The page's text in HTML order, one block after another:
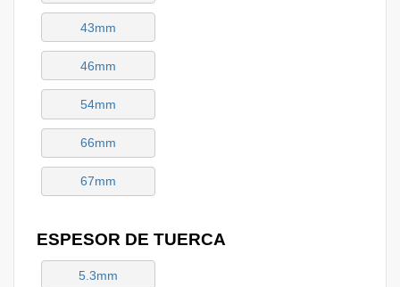
43mm
46mm
54mm
66mm
67mm
ESPESOR DE TUERCA
5.3mm